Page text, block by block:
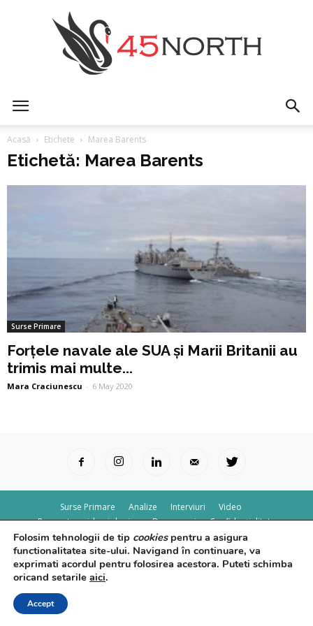
Acasă Etichete Marea Barents
Etichetă: Marea Barents
Surse Primare
Forțele navale ale SUA și Marii Britanii au
trimis mai multe...
Mara Craciunescu - 6 May 2020
Surse Primare Analize Interviuri
Video
Rapoarte epidemiologice
Despre noi Confidențialitate
© Powered by Control F5
Folosim tehnologii de tip cookiespentru a asigura
functionalitatea site-ului. Navigand în continuare, va
exprimati acordul pentru folosirea acestora. Puteti schimba
oricand setarile aici.
Accept